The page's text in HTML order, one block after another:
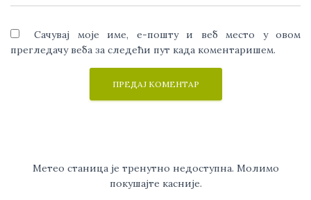
Сачувај моје име, е-пошту и веб место у овом
прегледачу веба за следећи пут када коментаришем.
Метео станица је тренутно недоступна. Молимо
покушајте касније.